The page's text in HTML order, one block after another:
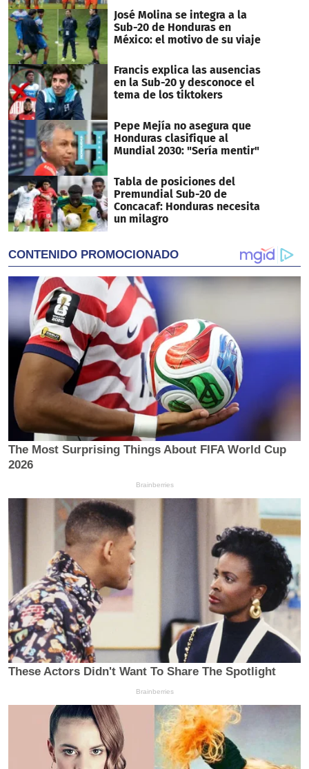
José Molina se integra a la
Sub-20 de Honduras en
México: el motivo de su viaje
Francis explica las ausencias
en la Sub-20 y desconoce el
tema de los tiktokers
Pepe Mejía no asegura que
Honduras clasifique al
Mundial 2030: "Sería mentir"
Tabla de posiciones del
Premundial Sub-20 de
Concacaf: Honduras necesita
un milagro